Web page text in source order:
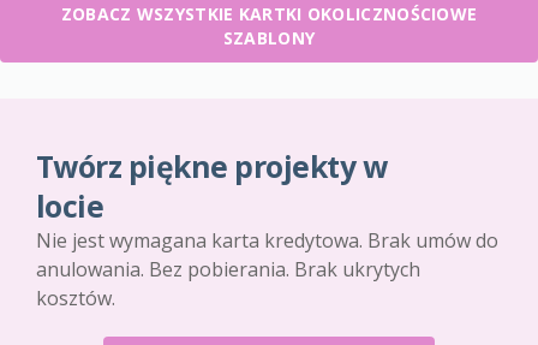
ZOBACZ WSZYSTKIE KARTKI OKOLICZNOŚCIOWE
SZABLONY
Twórz piękne projekty w
locie
Nie jest wymagana karta kredytowa. Brak umów do
anulowania. Bez pobierania. Brak ukrytych
kosztów.